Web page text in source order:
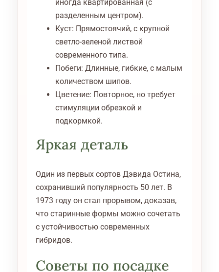
иногда квартированная (с
разделенным центром).
Куст: Прямостоячий, с крупной
светло-зеленой листвой
современного типа.
Побеги: Длинные, гибкие, с малым
количеством шипов.
Цветение: Повторное, но требует
стимуляции обрезкой и
подкормкой.
Яркая деталь
Один из первых сортов Дэвида Остина,
сохранивший популярность 50 лет. В
1973 году он стал прорывом, доказав,
что старинные формы можно сочетать
с устойчивостью современных
гибридов.
Советы по посадке